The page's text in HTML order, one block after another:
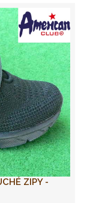
ZIPY -